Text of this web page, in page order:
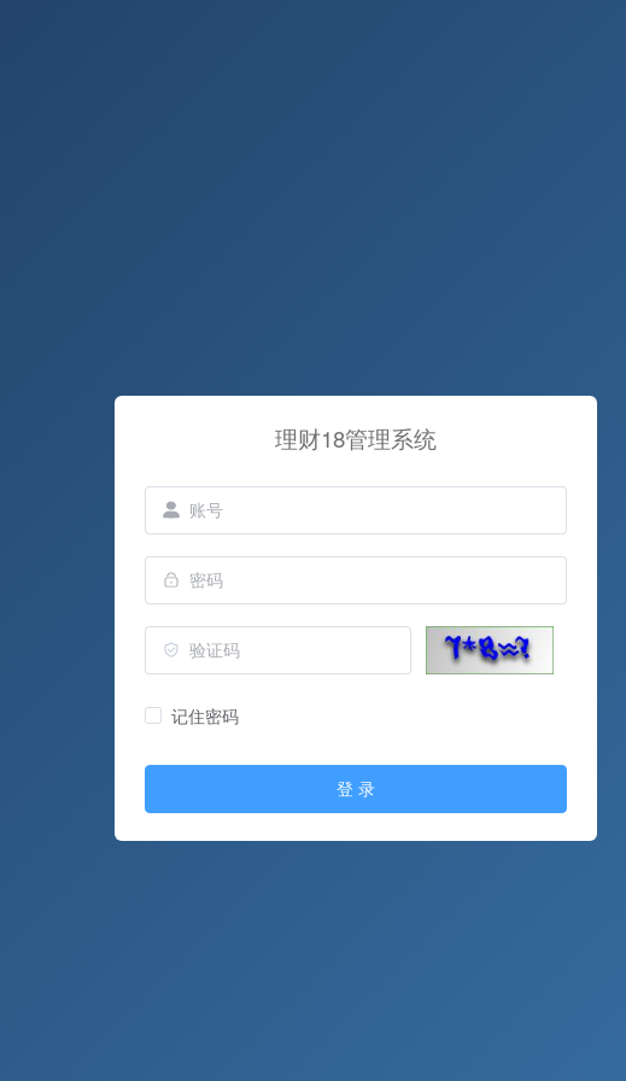
理财18管理系统
记住密码
登 录